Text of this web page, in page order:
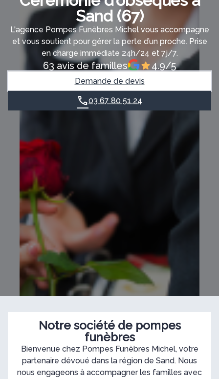
Sand (67)
L'agence Pompes Funèbres Michel vous accompagne
et vous soutient pour gérer la perte d’un proche. Prise
en charge immédiate 24h/24 et 7j/7.
63 avis de familles 4.9/5
Demande de devis
03 67 80 51 24
Notre société de pompes
funèbres
Bienvenue chez Pompes Funèbres Michel, votre
partenaire dévoué dans la région de Sand. Nous
nous engageons à accompagner les familles avec